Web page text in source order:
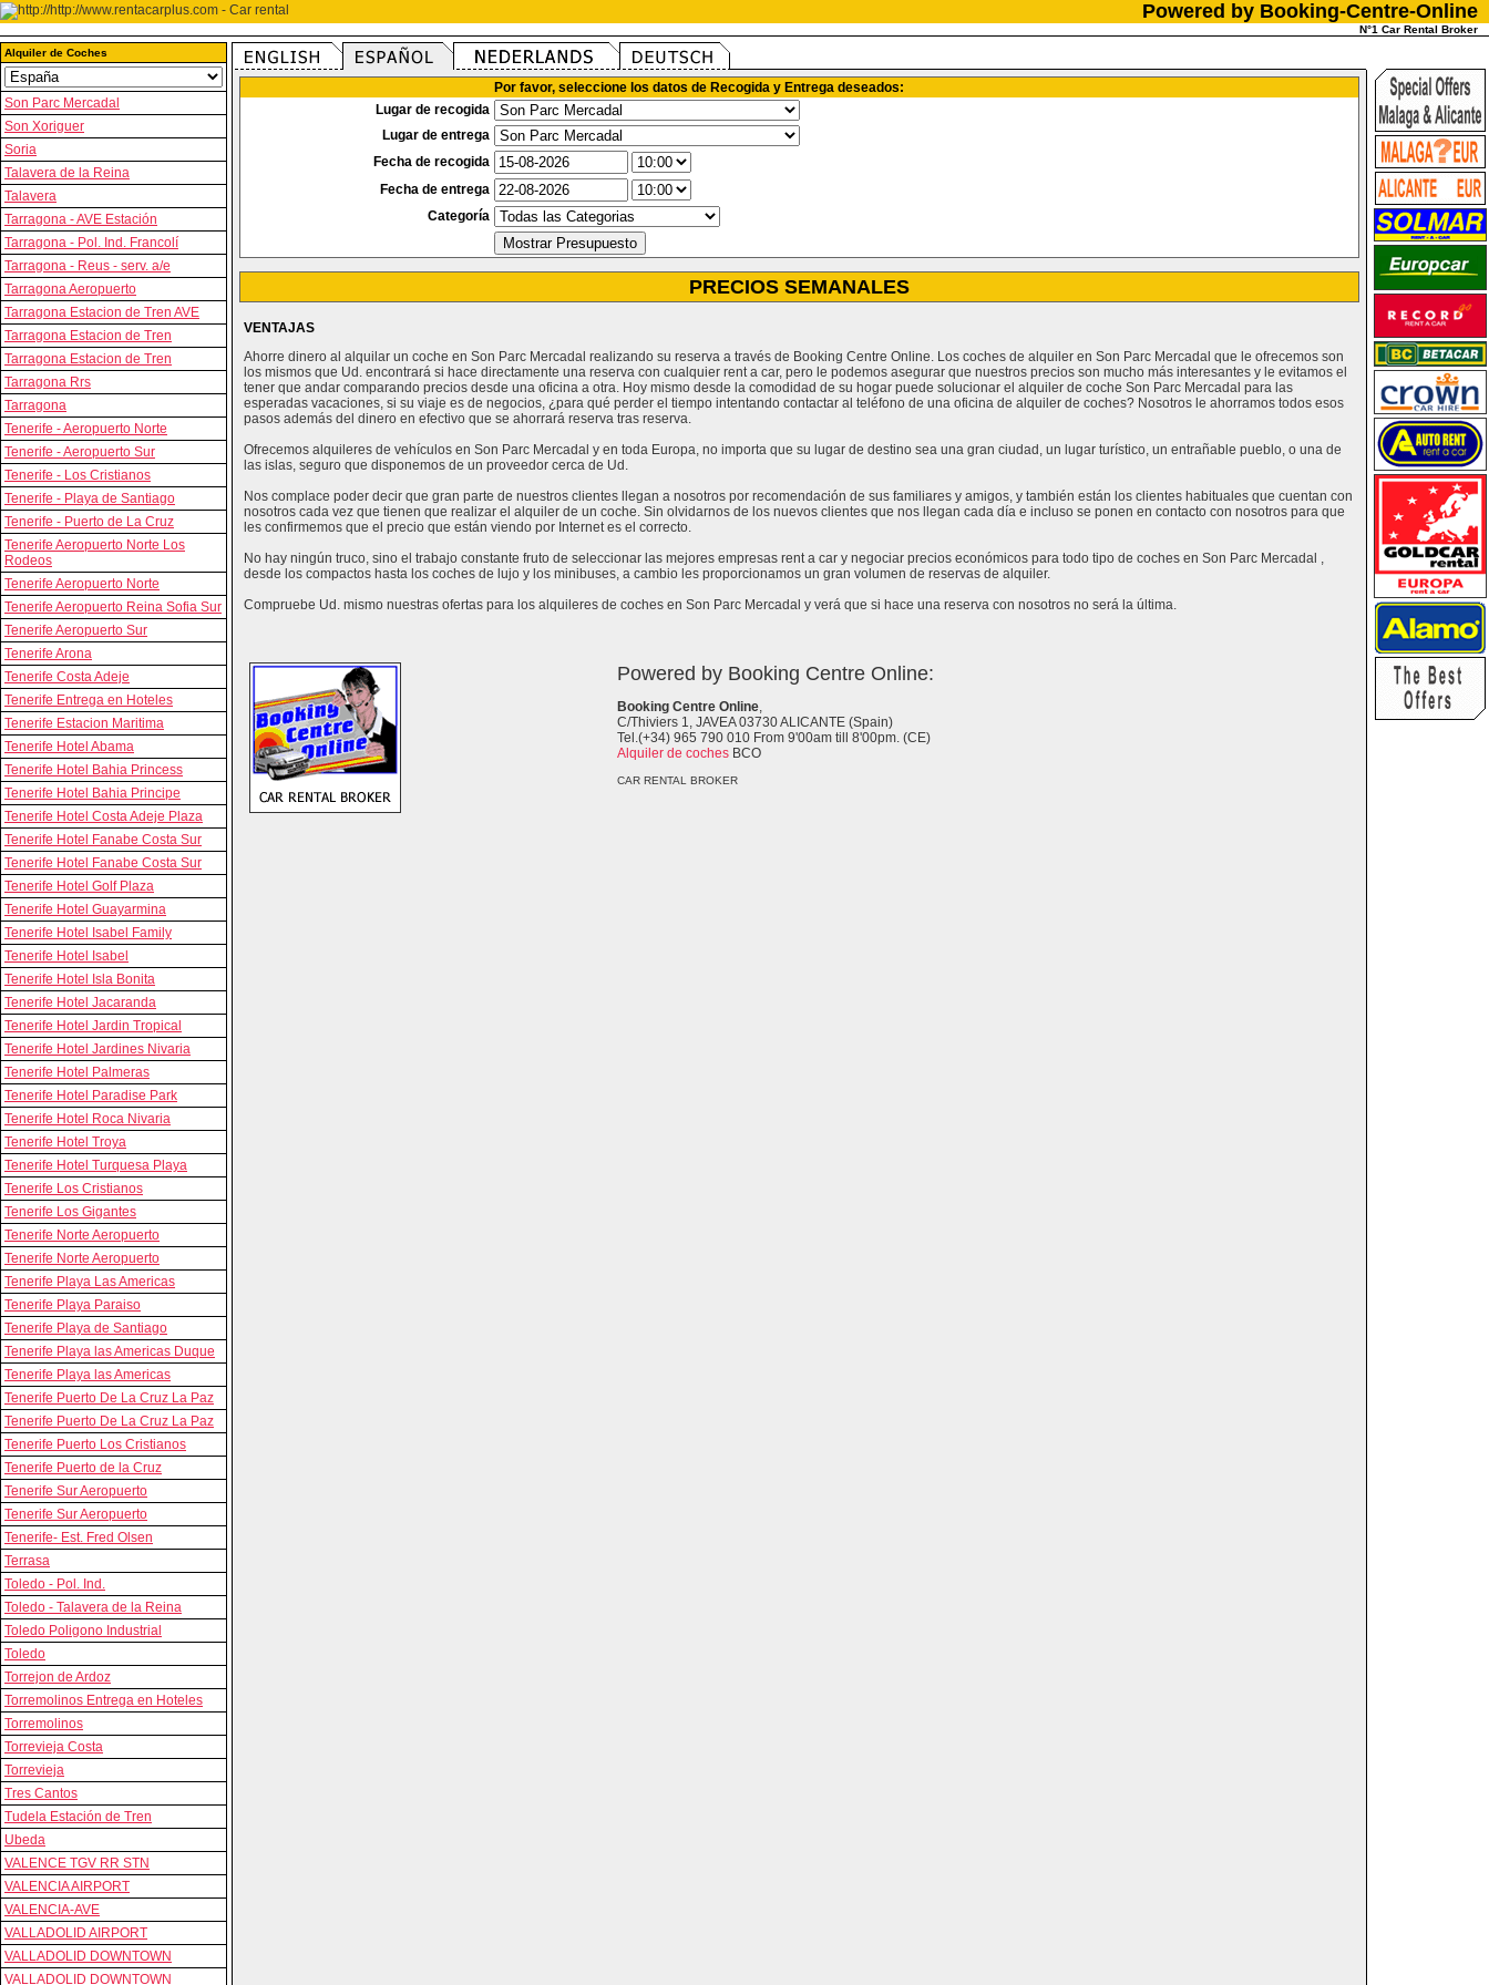
Powered by Booking-Centre-Online
N°1 Car Rental Broker
Alquiler de Coches
Son Parc Mercadal
Son Xoriguer
Soria
Talavera de la Reina
Talavera
Tarragona - AVE Estación
Tarragona - Pol. Ind. Francolí
Tarragona - Reus - serv. a/e
Tarragona Aeropuerto
Tarragona Estacion de Tren AVE
Tarragona Estacion de Tren
Tarragona Estacion de Tren
Tarragona Rrs
Tarragona
Tenerife - Aeropuerto Norte
Tenerife - Aeropuerto Sur
Tenerife - Los Cristianos
Tenerife - Playa de Santiago
Tenerife - Puerto de La Cruz
Tenerife Aeropuerto Norte Los
Rodeos
Tenerife Aeropuerto Norte
Tenerife Aeropuerto Reina Sofia Sur
Tenerife Aeropuerto Sur
Tenerife Arona
Tenerife Costa Adeje
Tenerife Entrega en Hoteles
Tenerife Estacion Maritima
Tenerife Hotel Abama
Tenerife Hotel Bahia Princess
Tenerife Hotel Bahia Principe
Tenerife Hotel Costa Adeje Plaza
Tenerife Hotel Fanabe Costa Sur
Tenerife Hotel Fanabe Costa Sur
Tenerife Hotel Golf Plaza
Tenerife Hotel Guayarmina
Tenerife Hotel Isabel Family
Tenerife Hotel Isabel
Tenerife Hotel Isla Bonita
Tenerife Hotel Jacaranda
Tenerife Hotel Jardin Tropical
Tenerife Hotel Jardines Nivaria
Tenerife Hotel Palmeras
Tenerife Hotel Paradise Park
Tenerife Hotel Roca Nivaria
Tenerife Hotel Troya
Tenerife Hotel Turquesa Playa
Tenerife Los Cristianos
Tenerife Los Gigantes
Tenerife Norte Aeropuerto
Tenerife Norte Aeropuerto
Tenerife Playa Las Americas
Tenerife Playa Paraiso
Tenerife Playa de Santiago
Tenerife Playa las Americas Duque
Tenerife Playa las Americas
Tenerife Puerto De La Cruz La Paz
Tenerife Puerto De La Cruz La Paz
Tenerife Puerto Los Cristianos
Tenerife Puerto de la Cruz
Tenerife Sur Aeropuerto
Tenerife Sur Aeropuerto
Tenerife- Est. Fred Olsen
Terrasa
Toledo - Pol. Ind.
Toledo - Talavera de la Reina
Toledo Poligono Industrial
Toledo
Torrejon de Ardoz
Torremolinos Entrega en Hoteles
Torremolinos
Torrevieja Costa
Torrevieja
Tres Cantos
Tudela Estación de Tren
Ubeda
VALENCE TGV RR STN
VALENCIA AIRPORT
VALENCIA-AVE
VALLADOLID AIRPORT
VALLADOLID DOWNTOWN
VALLADOLID DOWNTOWN
Por favor, seleccione los datos de Recogida y Entrega deseados:
Lugar de recogida
Lugar de entrega
Fecha de recogida
Fecha de entrega
Categoría
PRECIOS SEMANALES
VENTAJAS
Ahorre dinero al alquilar un coche en Son Parc Mercadal realizando su reserva a través de Booking Centre Online. Los coches de alquiler en Son Parc Mercadal que le ofrecemos son
los mismos que Ud. encontrará si hace directamente una reserva con cualquier rent a car, pero le podemos asegurar que nuestros precios son mucho más interesantes y le evitamos el
tener que andar comparando precios desde una oficina a otra. Hoy mismo desde la comodidad de su hogar puede solucionar el alquiler de coche Son Parc Mercadal para las
esperadas vacaciones, si su viaje es de negocios, ¿para qué perder el tiempo intentando contactar al teléfono de una oficina de alquiler de coches? Nosotros le ahorramos todos esos
pasos además del dinero en efectivo que se ahorrará reserva tras reserva.
Ofrecemos alquileres de vehículos en Son Parc Mercadal y en toda Europa, no importa que su lugar de destino sea una gran ciudad, un lugar turístico, un entrañable pueblo, o una de
las islas, seguro que disponemos de un proveedor cerca de Ud.
Nos complace poder decir que gran parte de nuestros clientes llegan a nosotros por recomendación de sus familiares y amigos, y también están los clientes habituales que cuentan con
nosotros cada vez que tienen que realizar el alquiler de un coche. Sin olvidarnos de los nuevos clientes que nos llegan cada día e incluso se ponen en contacto con nosotros para que
les confirmemos que el precio que están viendo por Internet es el correcto.
No hay ningún truco, sino el trabajo constante fruto de seleccionar las mejores empresas rent a car y negociar precios económicos para todo tipo de coches en Son Parc Mercadal ,
desde los compactos hasta los coches de lujo y los minibuses, a cambio les proporcionamos un gran volumen de reservas de alquiler.
Compruebe Ud. mismo nuestras ofertas para los alquileres de coches en Son Parc Mercadal y verá que si hace una reserva con nosotros no será la última.
Powered by Booking Centre Online:
Booking Centre Online,
C/Thiviers 1, JAVEA 03730 ALICANTE (Spain)
Tel.(+34) 965 790 010 From 9'00am till 8'00pm. (CE)
Alquiler de coches BCO
CAR RENTAL BROKER